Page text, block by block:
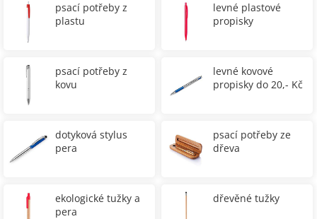
psací potřeby z
plastu
levné plastové
propisky
psací potřeby z
kovu
levné kovové
propisky do 20,- Kč
dotyková stylus
pera
psací potřeby ze
dřeva
ekologické tužky a
pera
dřevěné tužky